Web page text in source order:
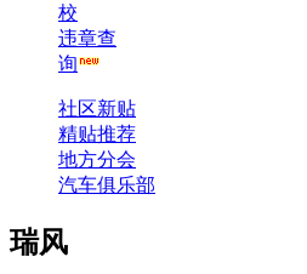
校
违章查
询
社区新贴
精贴推荐
地方分会
汽车俱乐部
瑞风